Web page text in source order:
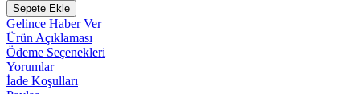
Sepete Ekle
Gelince Haber Ver
Ürün Açıklaması
Ödeme Seçenekleri
Yorumlar
İade Koşulları